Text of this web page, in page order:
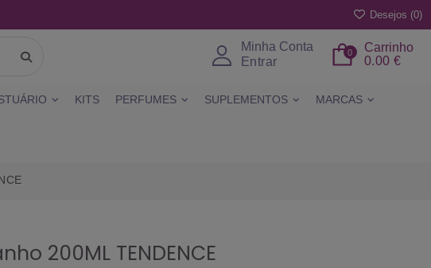
Desejos (0)
Minha Conta
Entrar
Carrinho
0
0.00 €
KITS PERFUMES SUPLEMENTOS MARCAS
200ML TENDENCE